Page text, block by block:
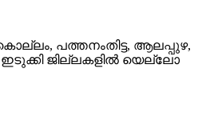
പത്തനംതിട്ട, ആലപ്പുഴ,
ജില്ലകളില്‍ യെല്ലോ